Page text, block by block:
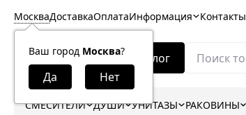
Москва
Ваш город Москва?
ДоставкаОплатаИнформация Контакты
Каталог
СМЕСИТЕЛИ ДУШИ УНИТАЗЫ РАКОВИНЫ